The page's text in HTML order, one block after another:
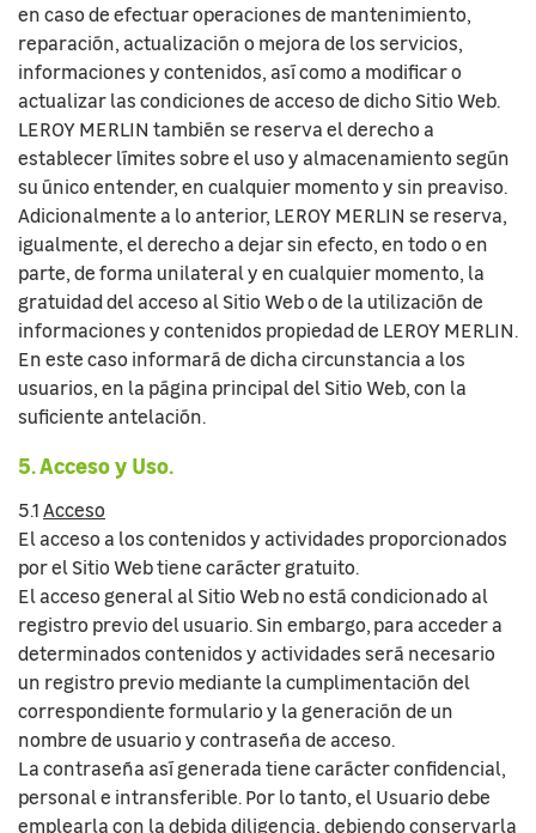
en caso de efectuar operaciones de mantenimiento,
reparación, actualización o mejora de los servicios,
informaciones y contenidos, así como a modificar o
actualizar las condiciones de acceso de dicho Sitio Web.
LEROY MERLIN también se reserva el derecho a
establecer límites sobre el uso y almacenamiento según
su único entender, en cualquier momento y sin preaviso.
Adicionalmente a lo anterior, LEROY MERLIN se reserva,
igualmente, el derecho a dejar sin efecto, en todo o en
parte, de forma unilateral y en cualquier momento, la
gratuidad del acceso al Sitio Web o de la utilización de
informaciones y contenidos propiedad de LEROY MERLIN.
En este caso informará de dicha circunstancia a los
usuarios, en la página principal del Sitio Web, con la
suficiente antelación.
5. Acceso y Uso.
5.1Acceso
El acceso a los contenidos y actividades proporcionados
por el Sitio Web tiene carácter gratuito.
El acceso general al Sitio Web no está condicionado al
registro previo del usuario. Sin embargo, para acceder a
determinados contenidos y actividades será necesario
un registro previo mediante la cumplimentación del
correspondiente formulario y la generación de un
nombre de usuario y contraseña de acceso.
La contraseña así generada tiene carácter confidencial,
personal e intransferible. Por lo tanto, el Usuario debe
emplearla con la debida diligencia, debiendo conservarla